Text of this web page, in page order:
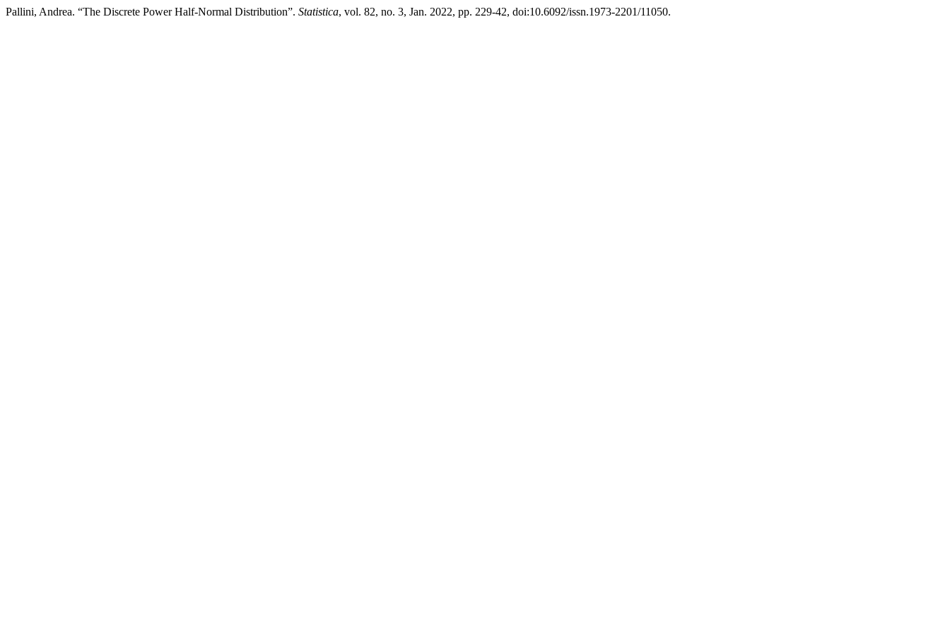
Pallini, Andrea. “The Discrete Power Half-Normal Distribution”. Statistica, vol. 82, no. 3, Jan. 2022, pp. 229-42, doi:10.6092/issn.1973-2201/11050.